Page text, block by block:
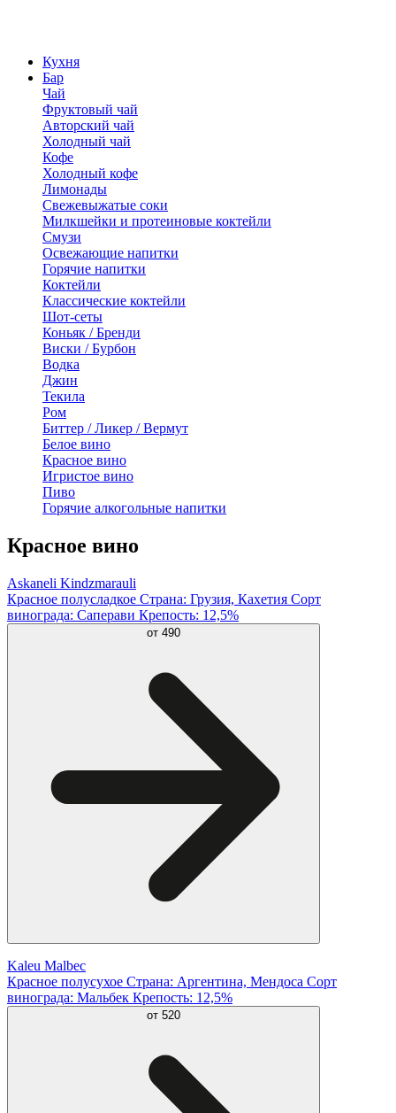
Кухня
Бар
Чай
Фруктовый чай
Авторский чай
Холодный чай
Кофе
Холодный кофе
Лимонады
Свежевыжатые соки
Милкшейки и протеиновые коктейли
Смузи
Освежающие напитки
Горячие напитки
Коктейли
Классические коктейли
Шот-сеты
Коньяк / Бренди
Виски / Бурбон
Водка
Джин
Текила
Ром
Биттер / Ликер / Вермут
Белое вино
Красное вино
Игристое вино
Пиво
Горячие алкогольные напитки
Красное вино
Askaneli Kindzmarauli
Красное полусладкое Страна: Грузия, Кахетия Сорт
винограда: Саперави Крепость: 12,5%
от 490
Kaleu Malbec
Красное полусухое Страна: Аргентина, Мендоса Сорт
винограда: Мальбек Крепость: 12,5%
от 520